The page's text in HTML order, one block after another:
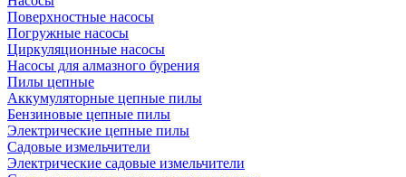
Поверхностные насосы
Погружные насосы
Циркуляционные насосы
Насосы для алмазного бурения
Пилы цепные
Аккумуляторные цепные пилы
Бензиновые цепные пилы
Электрические цепные пилы
Садовые измельчители
Электрические садовые измельчители